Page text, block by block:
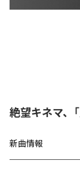
絶望キネマ、
新曲情報